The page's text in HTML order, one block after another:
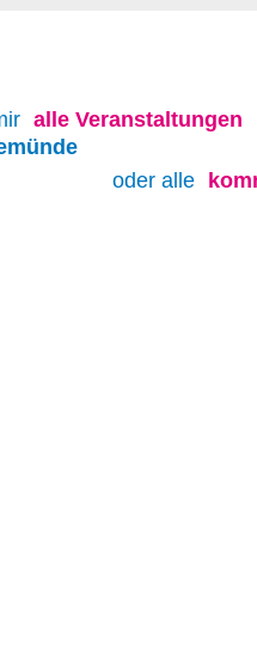
alle Veranstaltungen
oder alle